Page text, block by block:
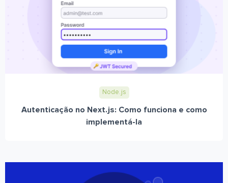
Node.js
Autenticação no Next.js: Como funciona e como
implementá-la